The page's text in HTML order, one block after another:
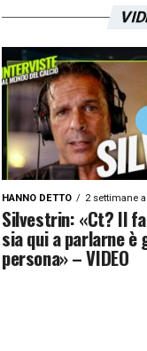
HANNO DETTO 2 settimane
Silvestrin: «Ct? Il
sia qui a parlarne è
persona» – VIDEO